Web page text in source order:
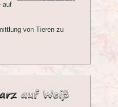
auf
von Tieren zu